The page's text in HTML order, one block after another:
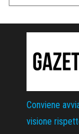
Conviene
visione